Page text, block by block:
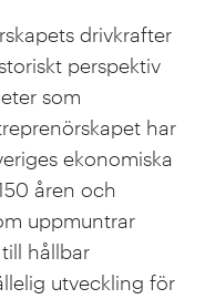
drivkrafter
perspektiv
som
har
ekonomiska
åren och
uppmuntrar
hållbar
utveckling för